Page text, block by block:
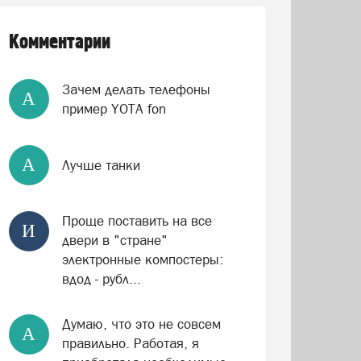
Комментарии
А
Зачем делать телефоны
пример YOTA fon
А Лучше танки
И
Проще поставить на все
двери в "стране"
электронные компостеры:
вдод - рубл...
А
Думаю, что это не совсем
правильно. Работая, я